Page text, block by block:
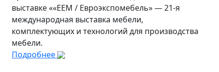
выставке ««ЕЕМ / Евроэкспомебель» — 21-я
международная выставка мебели,
комплектующих и технологий для производства
мебели.
Подробнее